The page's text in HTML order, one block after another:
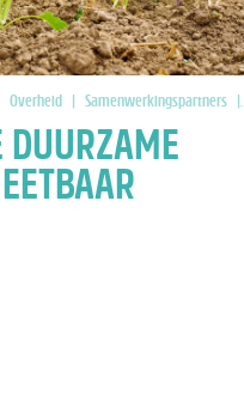
Overheid | Samenwerkingspartners |